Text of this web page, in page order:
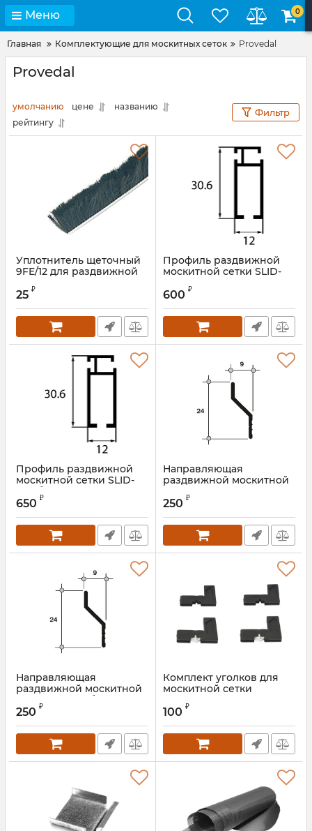
Меню 0
Главная Комплектующие для москитных сеток Provedal
Provedal
умолчанию цене
названию
рейтингу
Фильтр
Уплотнитель щеточный
9FE/12 для раздвижной
Артикул:
25 ₽
Профиль раздвижной
москитной сетки SLID-
Артикул:
600 ₽
Профиль раздвижной
москитной сетки SLID-
50X белый
650 ₽
Направляющая
раздвижной москитной
коричневый
Артикул: ROS0697.05S3
250 ₽
Направляющая
раздвижной москитной
сетки 640-41X белый
Артикул:
250 ₽
Комплект уголков для
москитной сетки
Артикул:
100 ₽